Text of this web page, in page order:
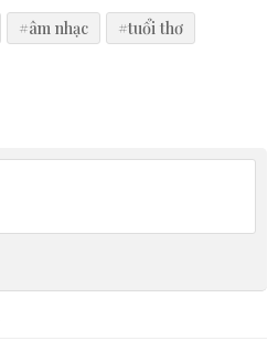
#âm nhạc
#tuổi thơ